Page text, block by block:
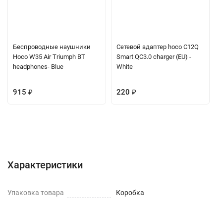
Беспроводные наушники
Hoco W35 Air Triumph BT
headphones- Blue
915 ₽
Сетевой адаптер hoco C12Q
Smart QC3.0 charger (EU) -
White
220 ₽
Характеристики
Упаковка товара Коробка